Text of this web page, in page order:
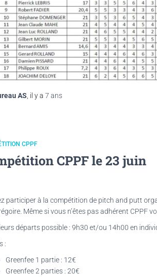
AS , il y a 7 ans
CPPF
CPPF le 23 juin
participer à la compétition de pitch and putt
Même si vous n’êtes pas adhérent CPPF
départs possible : 9h30 et/ou 14h00 en
:
Greenfee 1 partie : 12€
Greenfee 2 parties : 20€